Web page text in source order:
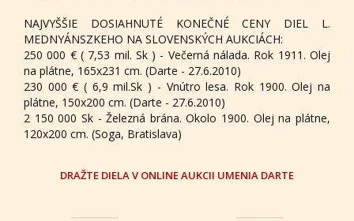
NAJVYŠŠIE DOSIAHNUTÉ KONEČNÉ CENY DIEL L.
MEDNYÁNSZKEHO NA SLOVENSKÝCH AUKCIÁCH:
250 000 € ( 7,53 mil. Sk ) - Večerná nálada. Rok 1911. Olej
na plátne, 165x231 cm. (Darte - 27.6.2010)
230 000 € ( 6,9 mil.Sk ) - Vnútro lesa. Rok 1900. Olej na
plátne, 150x200 cm. (Darte - 27.6.2010)
2 150 000 Sk - Železná brána. Okolo 1900. Olej na plátne,
120x200 cm. (Soga, Bratislava)
DRAŽTE DIELA V ONLINE AUKCII UMENIA DARTE